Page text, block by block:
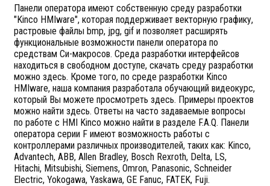
Панели оператора имеют собственную среду разработки
"Kinco HMIware", которая поддерживает векторную графику,
растровые файлы bmp, jpg, gif и позволяет расширять
функциональные возможности панели оператора по
средствам Си-макросов. Среда разработки интерфейсов
находиться в свободном доступе, скачать среду разработки
можно здесь. Кроме того, по среде разработки Kinco
HMIware, наша компания разработала обучающий видеокурс,
который Вы можете просмотреть здесь. Примеры проектов
можно найти здесь. Ответы на часто задаваемые вопросы
по работе с HMI Kinco можно найти в разделе F.A.Q. Панели
оператора серии F имеют возможность работы с
контроллерами различных производителей, таких как: Kinco,
Advantech, ABB, Allen Bradley, Bosch Rexroth, Delta, LS,
Hitachi, Mitsubishi, Siemens, Omron, Panasonic, Schneider
Electric, Yokogawa, Yaskawa, GE Fanuc, FATEK, Fuji.